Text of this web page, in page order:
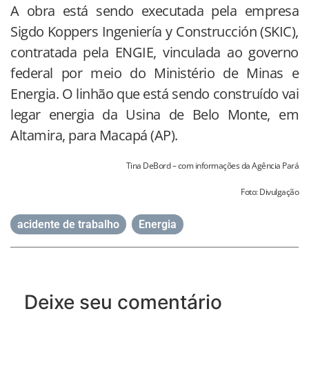
A obra está sendo executada pela empresa
Sigdo Koppers Ingeniería y Construcción (SKIC),
contratada pela ENGIE, vinculada ao governo
federal por meio do Ministério de Minas e
Energia. O linhão que está sendo construído vai
legar energia da Usina de Belo Monte, em
Altamira, para Macapá (AP).
Tina DeBord – com informações da Agência Pará
Foto: Divulgação
acidente de trabalho Energia
Deixe seu comentário